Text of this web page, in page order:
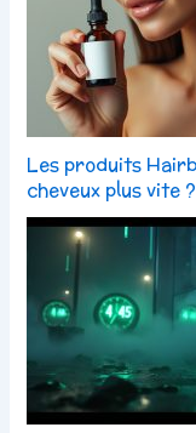
Les produits
cheveux plus vite ?